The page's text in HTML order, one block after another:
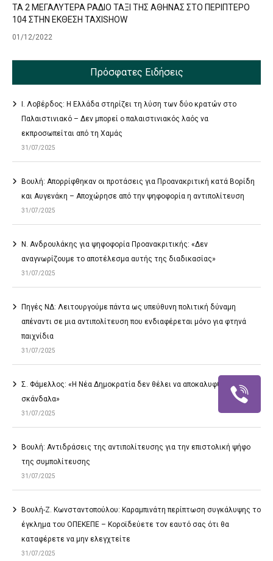
ΤΑ 2 ΜΕΓΑΛΥΤΕΡΑ ΡΑΔΙΟ ΤΑΞΙ ΤΗΣ ΑΘΗΝΑΣ ΣΤΟ ΠΕΡΙΠΤΕΡΟ
104 ΣΤΗΝ ΕΚΘΕΣΗ TAXISHOW
01/12/2022
Πρόσφατες Ειδήσεις
Ι. Λοβέρδος: Η Ελλάδα στηρίζει τη λύση των δύο κρατών στο
Παλαιστινιακό – Δεν μπορεί ο παλαιστινιακός λαός να
εκπροσωπείται από τη Χαμάς
31/07/2025
Βουλή: Απορρίφθηκαν οι προτάσεις για Προανακριτική κατά Βορίδη
και Αυγενάκη – Αποχώρησε από την ψηφοφορία η αντιπολίτευση
31/07/2025
Ν. Ανδρουλάκης για ψηφοφορία Προανακριτικής: «Δεν
αναγνωρίζουμε το αποτέλεσμα αυτής της διαδικασίας»
31/07/2025
Πηγές ΝΔ: Λειτουργούμε πάντα ως υπεύθυνη πολιτική δύναμη
απέναντι σε μια αντιπολίτευση που ενδιαφέρεται μόνο για φτηνά
παιχνίδια
31/07/2025
Σ. Φάμελλος: «Η Νέα Δημοκρατία δεν θέλει να αποκαλυφθούν τα
σκάνδαλα»
31/07/2025
Βουλή: Αντιδράσεις της αντιπολίτευσης για την επιστολική ψήφο
της συμπολίτευσης
31/07/2025
Βουλή-Ζ. Κωνσταντοπούλου: Καραμπινάτη περίπτωση συγκάλυψης το
έγκλημα του ΟΠΕΚΕΠΕ – Κοροϊδεύετε τον εαυτό σας ότι θα
καταφέρετε να μην ελεγχτείτε
31/07/2025